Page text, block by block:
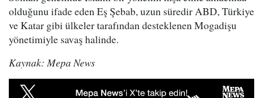
olduğunu ifade eden Eş Şebab, uzun süredir ABD, Türkiye
ve Katar gibi ülkeler tarafından desteklenen Mogadişu
yönetimiyle savaş halinde.
Kaynak: Mepa News